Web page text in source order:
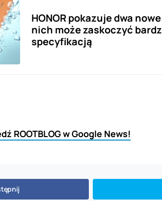
HONOR pokazuje dwa
nich może zaskoczyć
specyfikacją
ROOTBLOG w Google News!